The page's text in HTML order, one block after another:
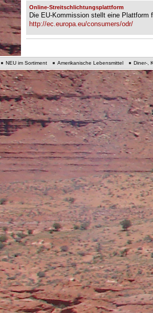
Online-Streitschlichtungsplattform
Die EU-Kommission stellt eine
http://ec.europa.eu/consumers/odr/
NEU im Sortiment Amerikanische Lebensmittel Diner-,